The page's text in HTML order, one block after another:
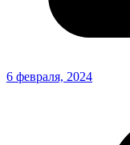
6 февраля, 2024